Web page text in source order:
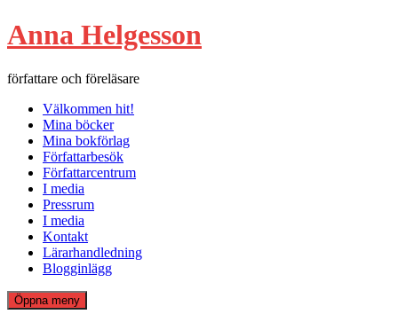
Hoppa
till
Anna Helgesson
författare och föreläsare
Välkommen hit!
Mina böcker
Mina bokförlag
Författarbesök
Författarcentrum
I media
Pressrum
I media
Kontakt
Lärarhandledning
Blogginlägg
Öppna meny